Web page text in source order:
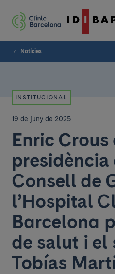
Notícies
INSTITUCIONAL
19 de juny de 2025
Enric
presidència
Consell de
l’Hospital
Barcelona
de salut i el
Tobías